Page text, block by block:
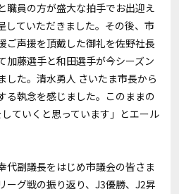
職員の方が盛大な拍手でお出迎え
していただきました。その後、市
ご声援を頂戴した御礼を佐野社長
加藤選手と和田選手が今シーズン
した。清水勇人 さいたま市長から
る執念を感じました。このままの
ていくと思っています」とエール
代副議長をはじめ市議会の皆さま
ーグ戦の振り返り、J3優勝、J2昇